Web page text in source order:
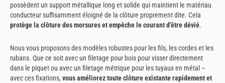
possèdent un support métallique long et solide qui maintient le matériau
conducteur suffisamment éloigné de la clôture proprement dite. Cela
protège la clôture des morsures et empêche le courant d'être dévié.
Nous vous proposons des modèles robustes pour les fils, les cordes et les
rubans. Que ce soit avec un filetage pour bois pour visser directement
dans le piquet ou avec un filetage métrique pour les tuyaux en métal –
avec ces fixations, vous améliorez toute clôture existante rapidement et